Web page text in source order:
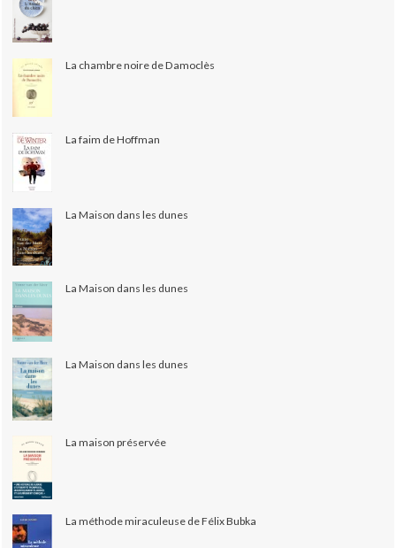
La chambre noire de Damoclès
La faim de Hoffman
La Maison dans les dunes
La Maison dans les dunes
La Maison dans les dunes
La maison préservée
La méthode miraculeuse de Félix Bubka